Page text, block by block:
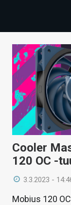
TECHBBS
TIETOA
HINTA.FI
KAUPPA
VAIHDA TEEMA
HAKU
Cooler
120 OC -
3.3.2023 -
Mobius 120